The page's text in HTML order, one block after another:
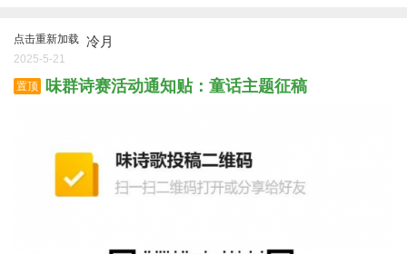
点击重新加载 冷月
2025-5-21
置顶 味群诗赛活动通知贴：童话主题征稿